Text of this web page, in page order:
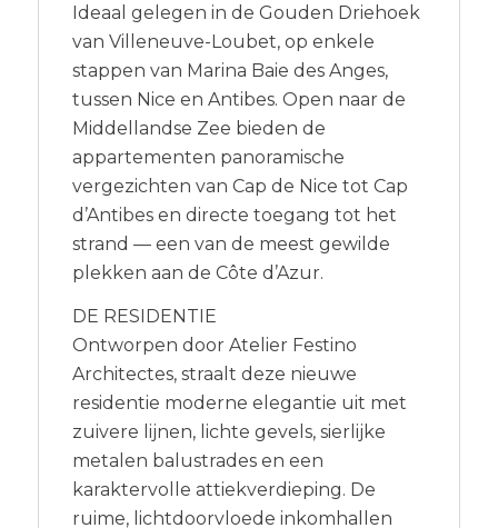
Ideaal gelegen in de Gouden Driehoek
van Villeneuve-Loubet, op enkele
stappen van Marina Baie des Anges,
tussen Nice en Antibes. Open naar de
Middellandse Zee bieden de
appartementen panoramische
vergezichten van Cap de Nice tot Cap
d’Antibes en directe toegang tot het
strand — een van de meest gewilde
plekken aan de Côte d’Azur.
DE RESIDENTIE
Ontworpen door Atelier Festino
Architectes, straalt deze nieuwe
residentie moderne elegantie uit met
zuivere lijnen, lichte gevels, sierlijke
metalen balustrades en een
karaktervolle attiekverdieping. De
ruime, lichtdoorvloede inkomhallen